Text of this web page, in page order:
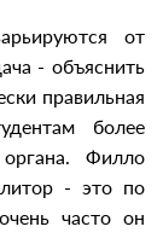
от
- объяснить
правильная
более
Филло
- это по
часто он